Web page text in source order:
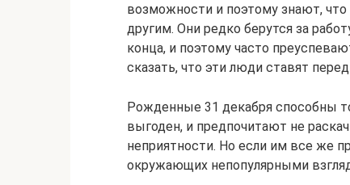
возможности и поэтому знают,
другим. Они редко берутся за
конца, и поэтому часто
сказать, что эти люди ставят
Рожденные 31 декабря способны
выгоден, и предпочитают не
неприятности. Но если им все же
окружающих непопулярными